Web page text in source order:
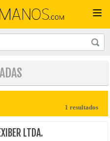
1 resultados
LTDA.